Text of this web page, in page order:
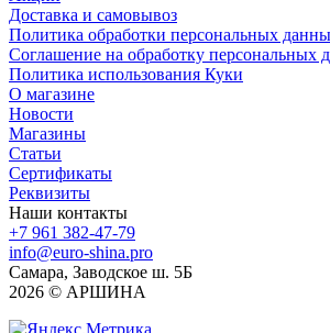
Доставка и самовывоз
Политика обработки персональных
Соглашение на обработку персональных
Политика использования Куки
О магазине
Новости
Магазины
Статьи
Сертификаты
Реквизиты
Наши контакты
+7 961 382-47-79
info@euro-shina.pro
Самара, Заводское ш. 5Б
2026 © АРШИНА